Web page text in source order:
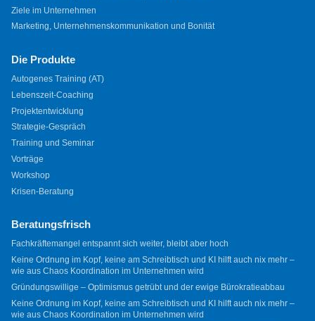
Ziele im Unternehmen
Marketing, Unternehmenskommunikation und Bonität
Die Produkte
Autogenes Training (AT)
Lebenszeit-Coaching
Projektentwicklung
Strategie-Gespräch
Training und Seminar
Vorträge
Workshop
Krisen-Beratung
Beratungsfrisch
Fachkräftemangel entspannt sich weiter, bleibt aber hoch
Keine Ordnung im Kopf, keine am Schreibtisch und KI hilft auch nix mehr –
wie aus Chaos Koordination im Unternehmen wird
Gründungswillige – Optimismus getrübt und der ewige Bürokratieabbau
Keine Ordnung im Kopf, keine am Schreibtisch und KI hilft auch nix mehr –
wie aus Chaos Koordination im Unternehmen wird